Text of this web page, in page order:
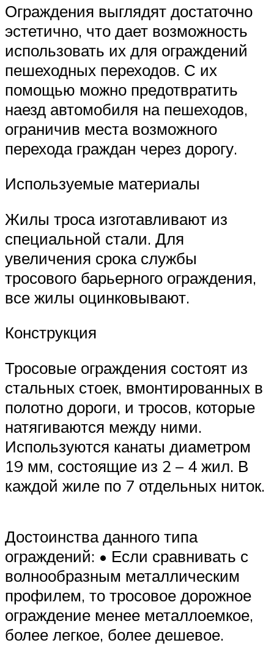
Ограждения выглядят достаточно
эстетично, что дает возможность
использовать их для ограждений
пешеходных переходов. С их
помощью можно предотвратить
наезд автомобиля на пешеходов,
ограничив места возможного
перехода граждан через дорогу.
Используемые материалы
Жилы троса изготавливают из
специальной стали. Для
увеличения срока службы
тросового барьерного ограждения,
все жилы оцинковывают.
Конструкция
Тросовые ограждения состоят из
стальных стоек, вмонтированных в
полотно дороги, и тросов, которые
натягиваются между ними.
Используются канаты диаметром
19 мм, состоящие из 2 – 4 жил. В
каждой жиле по 7 отдельных ниток.
Достоинства данного типа
ограждений: • Если сравнивать с
волнообразным металлическим
профилем, то тросовое дорожное
ограждение менее металлоемкое,
более легкое, более дешевое.